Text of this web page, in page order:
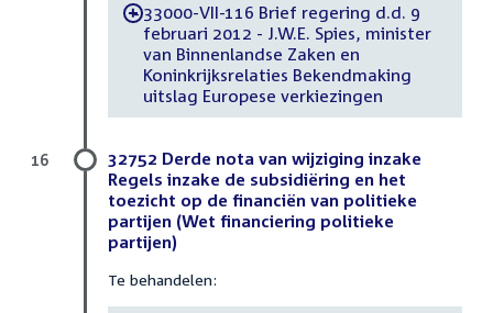
-33000-VII-116 Brief regering d.d. 9
februari 2012 - J.W.E. Spies, minister
van Binnenlandse Zaken en
Koninkrijksrelaties Bekendmaking
uitslag Europese verkiezingen
32752 Derde nota van wijziging inzake
Regels inzake de subsidiëring en het
toezicht op de financiën van politieke
partijen (Wet financiering politieke
partijen)
Te behandelen:
16